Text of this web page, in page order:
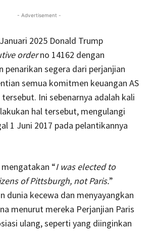
- Advertisement -
2025 Donald Trump
orderno 14162 dengan
penarikan segera dari perjanjian
semua komitmen keuangan AS
Ini sebenarnya adalah kali
hal tersebut, mengulangi
1 Juni 2017 pada pelantikannya
“I was elected to
of Pittsburgh, not Paris.”
dunia kecewa dan menyayangkan
menurut mereka Perjanjian Paris
ulang, seperti yang diinginkan